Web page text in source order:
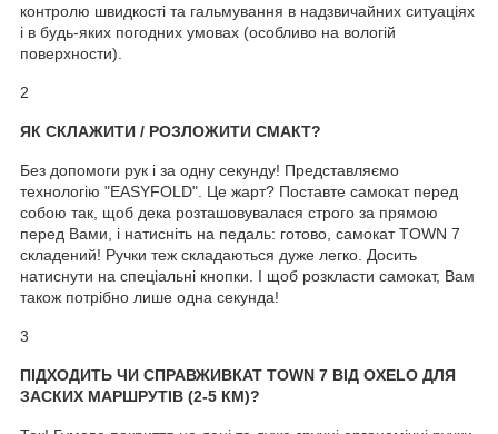
контролю швидкості та гальмування в надзвичайних ситуаціях
і в будь-яких погодних умовах (особливо на вологій
поверхности).
2
ЯК СКЛАЖИТИ / РОЗЛОЖИТИ СМАКТ?
Без допомоги рук і за одну секунду! Представляємо
технологію "EASYFOLD". Це жарт? Поставте самокат перед
собою так, щоб дека розташовувалася строго за прямою
перед Вами, і натисніть на педаль: готово, самокат TOWN 7
складений! Ручки теж складаються дуже легко. Досить
натиснути на спеціальні кнопки. І щоб розкласти самокат, Вам
також потрібно лише одна секунда!
3
ПІДХОДИТЬ ЧИ СПРАВЖИВКАТ TOWN 7 ВІД OXELO ДЛЯ
ЗАСКИХ МАРШРУТІВ (2-5 КМ)?